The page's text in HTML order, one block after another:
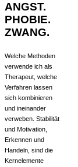
ANGST.
PHOBIE.
ZWANG.
Welche Methoden
verwende ich als
Therapeut, welche
Verfahren lassen
sich kombinieren
und ineinander
verweben. Stabilität
und Motivation,
Erkennen und
Handeln, sind die
Kernelemente